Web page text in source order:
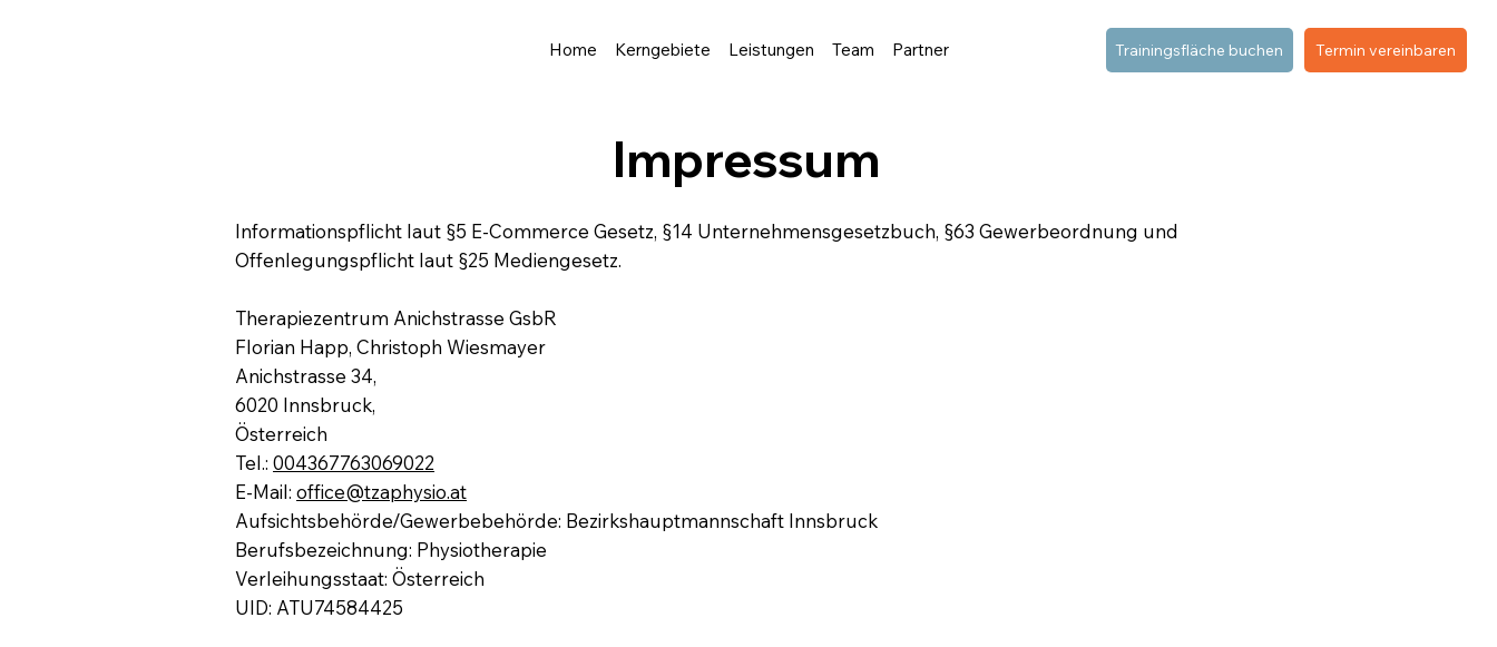
Home Kerngebiete Leistungen Team Partner Trainingsfläche buchen Termin vereinbaren
Impressum
Informationspflicht laut §5 E-Commerce Gesetz, §14 Unternehmensgesetzbuch, §63 Gewerbeordnung und
Offenlegungspflicht laut §25 Mediengesetz.
Therapiezentrum Anichstrasse GsbR
Florian Happ, Christoph Wiesmayer
Anichstrasse 34,
6020 Innsbruck,
Österreich
Tel.:004367763069022
E-Mail:office@tzaphysio.at
Aufsichtsbehörde/Gewerbebehörde: Bezirkshauptmannschaft Innsbruck
Berufsbezeichnung: Physiotherapie
Verleihungsstaat: Österreich
UID: ATU74584425